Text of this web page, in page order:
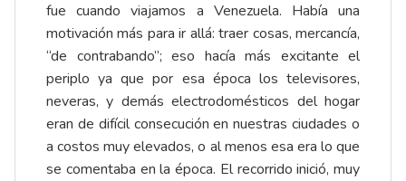
fue cuando viajamos a Venezuela. Había una
motivación más para ir allá: traer cosas, mercancía,
“de contrabando”; eso hacía más excitante el
periplo ya que por esa época los televisores,
neveras, y demás electrodomésticos del hogar
eran de difícil consecución en nuestras ciudades o
a costos muy elevados, o al menos esa era lo que
se comentaba en la época. El recorrido inició, muy